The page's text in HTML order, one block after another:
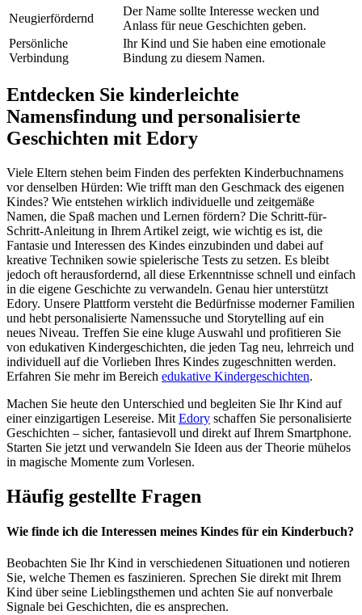
Neugierfördernd
Der Name sollte Interesse wecken und
Anlass für neue Geschichten geben.
Persönliche
Verbindung
Ihr Kind und Sie haben eine emotionale
Bindung zu diesem Namen.
Entdecken Sie kinderleichte
Namensfindung und personalisierte
Geschichten mit Edory
Viele Eltern stehen beim Finden des perfekten Kinderbuchnamens
vor denselben Hürden: Wie trifft man den Geschmack des eigenen
Kindes? Wie entstehen wirklich individuelle und zeitgemäße
Namen, die Spaß machen und Lernen fördern? Die Schritt-für-
Schritt-Anleitung in Ihrem Artikel zeigt, wie wichtig es ist, die
Fantasie und Interessen des Kindes einzubinden und dabei auf
kreative Techniken sowie spielerische Tests zu setzen. Es bleibt
jedoch oft herausfordernd, all diese Erkenntnisse schnell und einfach
in die eigene Geschichte zu verwandeln. Genau hier unterstützt
Edory. Unsere Plattform versteht die Bedürfnisse moderner Familien
und hebt personalisierte Namenssuche und Storytelling auf ein
neues Niveau. Treffen Sie eine kluge Auswahl und profitieren Sie
von edukativen Kindergeschichten, die jeden Tag neu, lehrreich und
individuell auf die Vorlieben Ihres Kindes zugeschnitten werden.
Erfahren Sie mehr im Bereich edukative Kindergeschichten.
Machen Sie heute den Unterschied und begleiten Sie Ihr Kind auf
einer einzigartigen Lesereise. Mit Edory schaffen Sie personalisierte
Geschichten – sicher, fantasievoll und direkt auf Ihrem Smartphone.
Starten Sie jetzt und verwandeln Sie Ideen aus der Theorie mühelos
in magische Momente zum Vorlesen.
Häufig gestellte Fragen
Wie finde ich die Interessen meines Kindes für ein Kinderbuch?
Beobachten Sie Ihr Kind in verschiedenen Situationen und notieren
Sie, welche Themen es faszinieren. Sprechen Sie direkt mit Ihrem
Kind über seine Lieblingsthemen und achten Sie auf nonverbale
Signale bei Geschichten, die es ansprechen.